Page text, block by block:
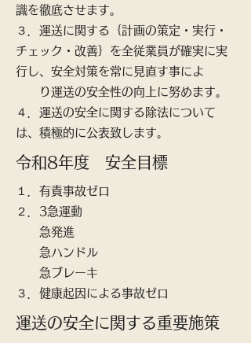
識を徹底させます。
３．運送に関する｛計画の策定・実行・
チェック・改善｝を全従業員が確実に実
行し、安全対策を常に見直す事によ
り運送の安全性の向上に努めます。
​４．運送の安全に関する除法について
は、積極的に公表致します。
​令和8年度 安全目標
１． 有責事故ゼロ
２．3急運動
急発進
急ハンドル
​ 急ブレーキ
３．健康起因による事故ゼロ​
運送の安全に関する重要施策